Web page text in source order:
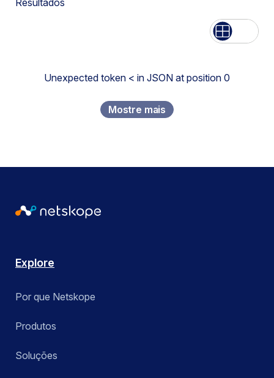
Resultados
Lista Rede
Unexpected token < in JSON at position 0
Mostre mais
Explore
Por que Netskope
Produtos
Soluções